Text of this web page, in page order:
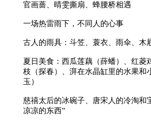
官画蔷、晴雯撕扇、蜂腰桥相遇
一场热雷雨下，不同人的心事
古人的雨具：斗笠、蓑衣、雨伞、木
夏日美食：西瓜莲藕（薛蟠）、红菱
枝（探春）、湃在水晶缸里的水果和
玉）
慈禧太后的冰碗子、唐宋人的冷淘和
凉凉的东西”